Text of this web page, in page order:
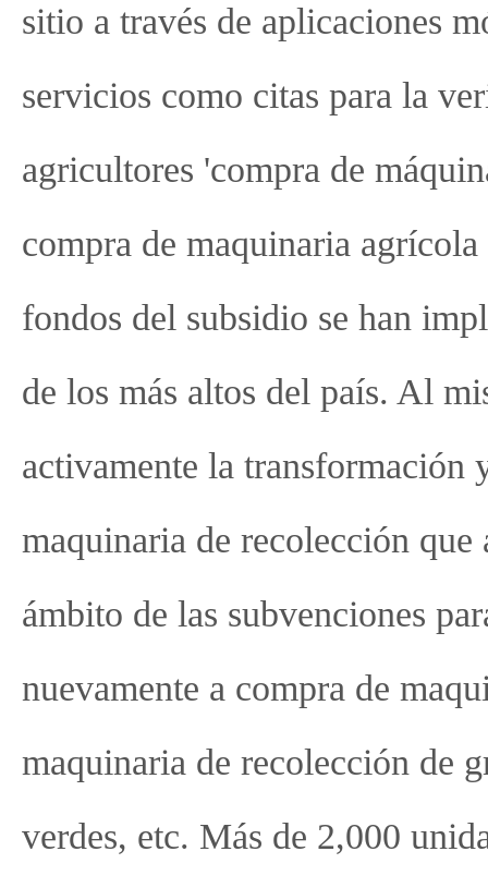
sitio a través de aplicaciones
servicios como citas para la
agricultores 'compra de
compra de maquinaria
fondos del subsidio se han
de los más altos del país. Al
activamente la transformación
maquinaria de recolección
ámbito de las subvenciones
nuevamente a compra de
maquinaria de recolección de
verdes, etc. Más de 2,000